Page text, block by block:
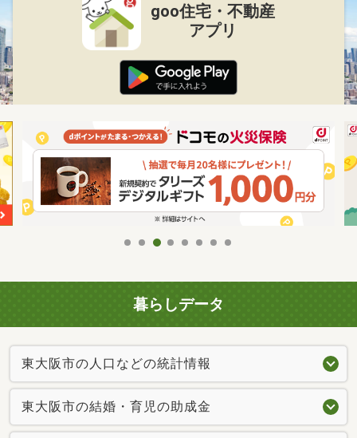
goo住宅・不動産
アプリ
暮らしデータ
東大阪市の人口などの統計情報
東大阪市の結婚・育児の助成金